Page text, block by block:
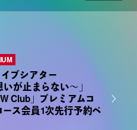
ブシアター
が止まらない〜」
Club」プレミアムコ
ス会員1次先行予約ペ